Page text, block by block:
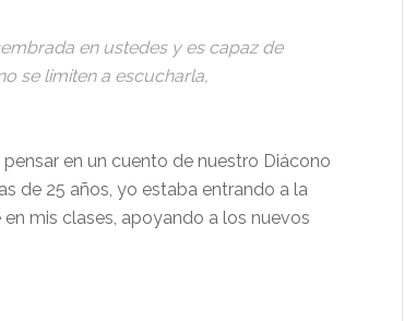
en ustedes y es capaz de
se limiten a escucharla,
en un cuento de nuestro Diácono
de 25 años, yo estaba entrando a la
mis clases, apoyando a los nuevos